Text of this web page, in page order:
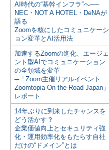
AI時代の“基幹インフラ”へ──
NEC・NOT A HOTEL・DeNAが
語る
Zoomを核にしたコミュニケーシ
ョン変革とAI活用法
加速するZoomの進化、エージェ
ント型AIでコミュニケーション
の全領域を変革
─「Zoom主催リアルイベント
Zoomtopia On the Road Japan」
レポート
14年ぶりに到来したチャンスを
どう活かす？
企業価値向上とセキュリティ強
化・運用効率化をもたらす自社
だけの“ドメイン”とは